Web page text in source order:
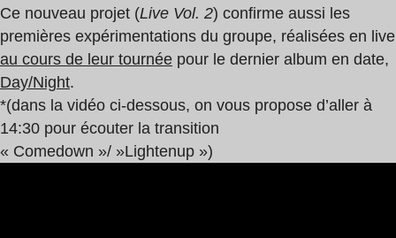
Ce nouveau projet (Live Vol. 2) confirme aussi les
premières expérimentations du groupe, réalisées en live
au cours de leur tournée pour le dernier album en date,
Day/Night.
*(dans la vidéo ci-dessous, on vous propose d’aller à
14:30 pour écouter la transition
« Comedown »/ »Lightenup »)